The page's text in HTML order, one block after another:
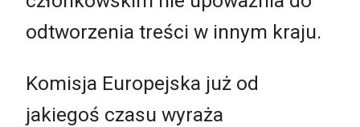
odtworzenia treści w innym kraju.
Komisja Europejska już od
jakiegoś czasu wyraża